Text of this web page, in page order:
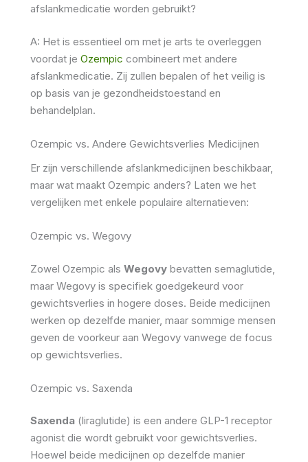
afslankmedicatie worden gebruikt?
A: Het is essentieel om met je arts te overleggen
voordat je Ozempic combineert met andere
afslankmedicatie. Zij zullen bepalen of het veilig is
op basis van je gezondheidstoestand en
behandelplan.
Ozempic vs. Andere Gewichtsverlies Medicijnen
Er zijn verschillende afslankmedicijnen beschikbaar,
maar wat maakt Ozempic anders? Laten we het
vergelijken met enkele populaire alternatieven:
Ozempic vs. Wegovy
Zowel Ozempic als Wegovy bevatten semaglutide,
maar Wegovy is specifiek goedgekeurd voor
gewichtsverlies in hogere doses. Beide medicijnen
werken op dezelfde manier, maar sommige mensen
geven de voorkeur aan Wegovy vanwege de focus
op gewichtsverlies.
Ozempic vs. Saxenda
Saxenda (liraglutide) is een andere GLP-1 receptor
agonist die wordt gebruikt voor gewichtsverlies.
Hoewel beide medicijnen op dezelfde manier